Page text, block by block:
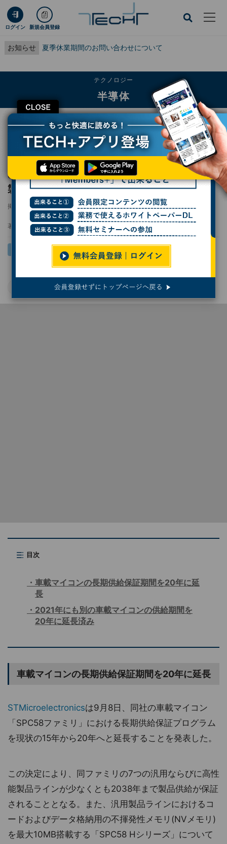
ログイン 新規会員登録
お知らせ 夏季休業期間のお問い合わせについて
CLOSE
テクノロジー
半導体
TECH+ テクノロジー
半導体
ST、車載マイコン「SPC58ファミリ」の長期製品供給保証を従来の15年から20
ST、車載マイコン「SPC58ファミリ」の長期
製品供給保証を従来の15年から20年に延長
掲載日 2025/09/18 15:56
著者： 小林行雄
STMicroelectronics 車載半導体 自動車開発
目次
車載マイコンの長期供給保証期間を20年に延
長
2021年にも別の車載マイコンの供給期間を
20年に延長済み
車載マイコンの長期供給保証期間を20年に延長
STMicroelectronicsは9月8日、同社の車載マイコン
「SPC58ファミリ」における長期供給保証プログラム
を現状の15年から20年へと延長することを発表した。
この決定により、同ファミリの7つの汎用ならびに高性
能製品ラインが少なくとも2038年まで製品供給が保証
されることとなる。また、汎用製品ラインにおけるコ
ードおよびデータ格納用の不揮発性メモリ(NVメモリ)
を最大10MB搭載する「SPC58 Hシリーズ」について